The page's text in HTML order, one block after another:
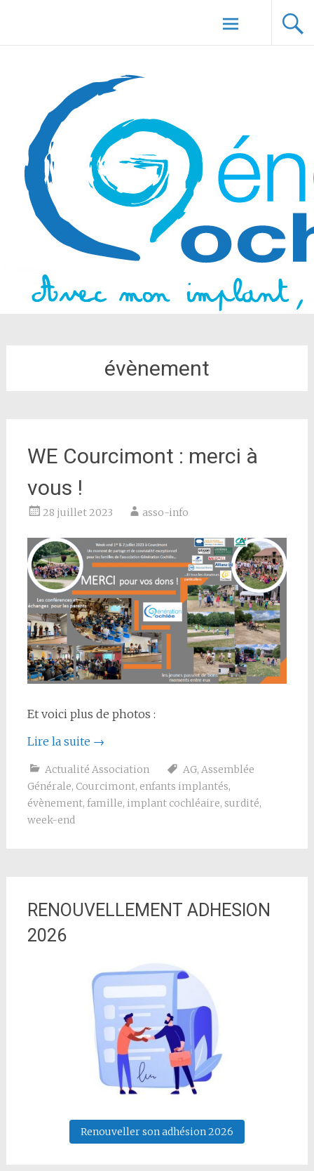
Aller au
contenu
principal
évènement
WE Courcimont : merci à
vous !
28 juillet 2023 asso-info
Et voici plus de photos :
Lire la suite →
Actualité Association AG, Assemblée
Générale, Courcimont, enfants implantés,
évènement, famille, implant cochléaire, surdité,
week-end
RENOUVELLEMENT ADHESION
2026
Renouveller son adhésion 2026